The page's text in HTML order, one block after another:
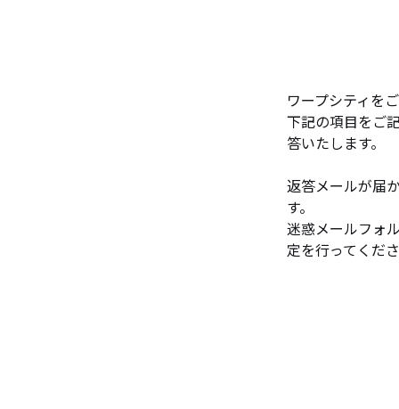
ワープシティを
下記の項目をご
答いたします。
返答メールが届
す。
迷惑メールフォ
定を行ってくだ